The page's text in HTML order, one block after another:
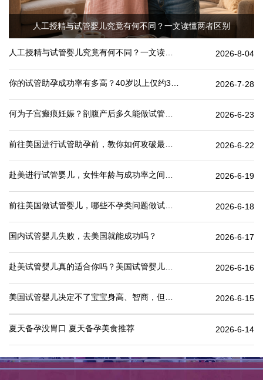
人工授精与试管婴儿究竟有何不同？一文读懂两者区别
2026-8-04
2026-7-28
2026-6-23
2026-6-22
2026-6-19
2026-6-18
国内试管婴儿失败，去美国就能成功吗？ 2026-6-17
2026-6-16
2026-6-15
夏天备孕没胃口 夏天备孕美食推荐 2026-6-14